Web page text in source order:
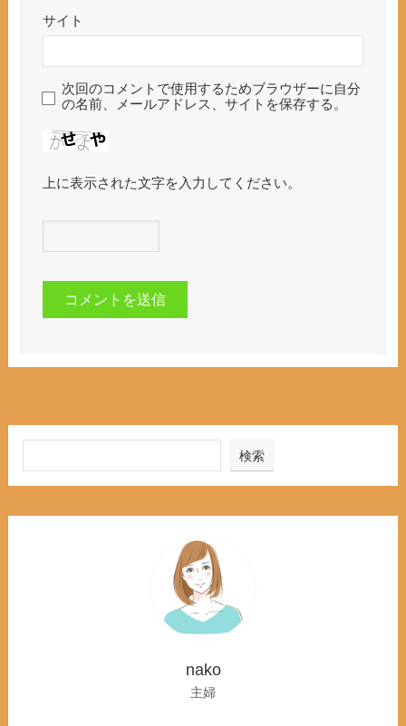
サイト
次回のコメントで使用するためブラウザーに自分
の名前、メールアドレス、サイトを保存する。
上に表示された文字を入力してください。
検索
nako
主婦